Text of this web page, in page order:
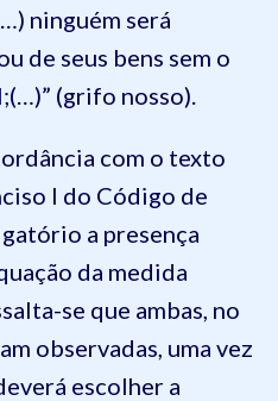
ninguém será
de seus bens sem o
(grifo nosso).
com o texto
I do Código de
a presença
da medida
se que ambas, no
observadas, uma vez
escolher a